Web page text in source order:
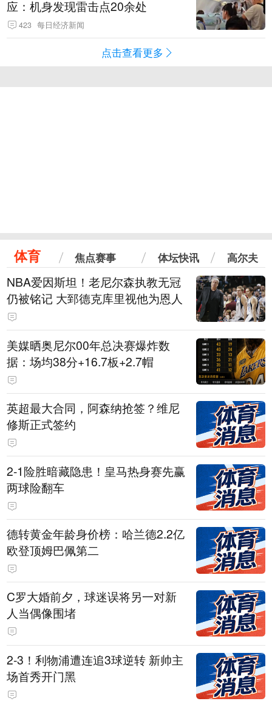
应：机身发现雷击点20余处
423 每日经济新闻
点击查看更多
体育 焦点赛事 体坛快讯 高尔夫
NBA爱因斯坦！老尼尔森执教无冠
仍被铭记 大郅德克库里视他为恩人
美媒晒奥尼尔00年总决赛爆炸数
据：场均38分+16.7板+2.7帽
英超最大合同，阿森纳抢签？维尼
修斯正式签约
2-1险胜暗藏隐患！皇马热身赛先赢
两球险翻车
德转黄金年龄身价榜：哈兰德2.2亿
欧登顶姆巴佩第二
C罗大婚前夕，球迷误将另一对新
人当偶像围堵
2-3！利物浦遭连追3球逆转 新帅主
场首秀开门黑